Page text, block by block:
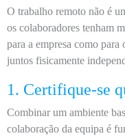
O trabalho remoto não é
os colaboradores tenham
para a empresa como
juntos fisicamente
1. Certifique-se
Combinar um ambiente
colaboração da equipa é